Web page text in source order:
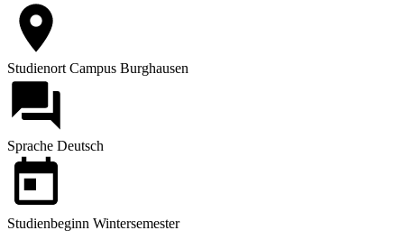
StudienortCampus Burghausen
Sprache Deutsch
Studienbeginn Wintersemester